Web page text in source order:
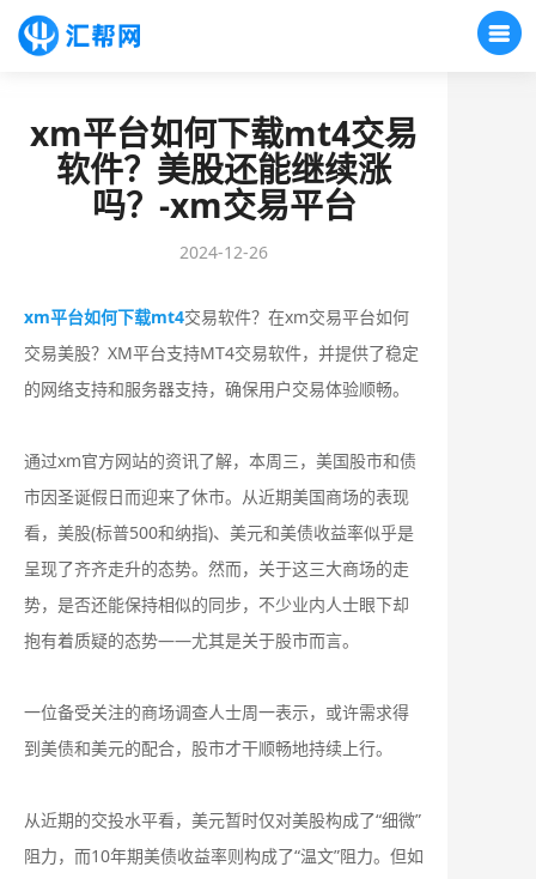
xm平台如何下载mt4交易
软件？美股还能继续涨
吗？-xm交易平台
2024-12-26
xm平台如何下载mt4交易软件？在xm交易平台如何
交易美股？XM平台支持MT4交易软件，并提供了稳定
的网络支持和服务器支持，确保用户交易体验顺畅。
通过xm官方网站的资讯了解，本周三，美国股市和债
市因圣诞假日而迎来了休市。从近期美国商场的表现
看，美股(标普500和纳指)、美元和美债收益率似乎是
呈现了齐齐走升的态势。然而，关于这三大商场的走
势，是否还能保持相似的同步，不少业内人士眼下却
抱有着质疑的态势——尤其是关于股市而言。
一位备受关注的商场调查人士周一表示，或许需求得
到美债和美元的配合，股市才干顺畅地持续上行。
从近期的交投水平看，美元暂时仅对美股构成了“细微”
阻力，而10年期美债收益率则构成了“温文”阻力。但如